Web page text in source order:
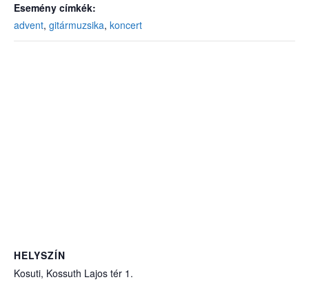
Esemény címkék:
advent, gitármuzsika, koncert
HELYSZÍN
Kosuti, Kossuth Lajos tér 1.